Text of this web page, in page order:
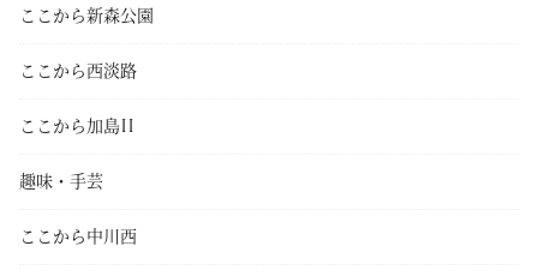
ここから新森公園
ここから西淡路
ここから加島II
趣味・手芸
ここから中川西